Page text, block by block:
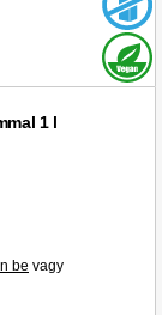
1 l
be vagy